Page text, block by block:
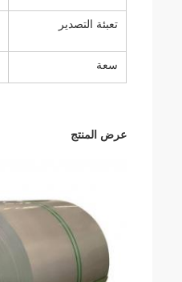
تعبئة التصدير
سعة
عرض المنتج